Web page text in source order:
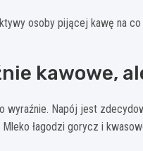
osoby pijącej kawę na
kawowe,
wyraźnie. Napój jest
łagodzi gorycz i